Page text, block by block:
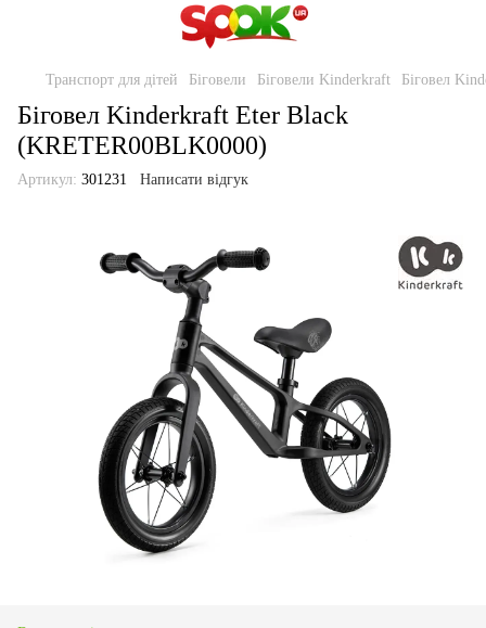
Транспорт для дітей Біговели Біговели Kinderkraft Біговел
Біговел Kinderkraft Eter Black
(KRETER00BLK0000)
Артикул: 301231 Написати відгук